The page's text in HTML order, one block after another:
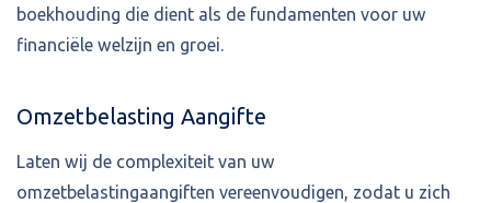
boekhouding die dient als de fundamenten voor uw
financiële welzijn en groei.
Omzetbelasting Aangifte
Laten wij de complexiteit van uw
omzetbelastingaangiften vereenvoudigen, zodat u zich